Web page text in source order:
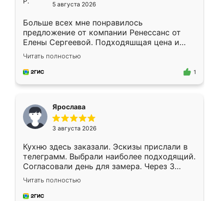
5 августа 2026
Больше всех мне понравилось
предложение от компании Ренессанс от
Елены Сергеевой. Подходяшщая цена и
короткие сроки изготовления. Приехавший
для замера сотрудник Владислав
предложил по моему эскизу самый
Читать полностью
1
Ярослава
3 августа 2026
Кухню здесь заказали. Эскизы прислали в
телеграмм. Выбрали наиболее подходящий.
Согласовали день для замера. Через 3
недели кухня была уже готова. Остались
довольны работой. Спасибо Ренессанс
мебель за качественную работу!
Читать полностью